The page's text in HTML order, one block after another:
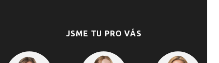
JSME TU PRO VÁS